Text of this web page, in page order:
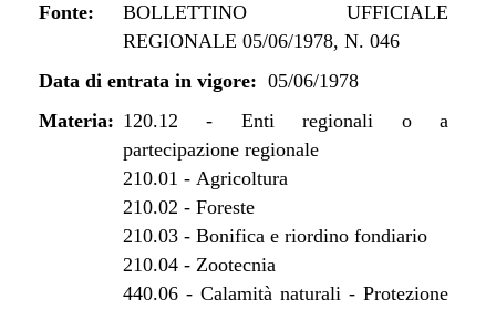
Fonte:
BOLLETTINO UFFICIALE
REGIONALE 05/06/1978, N. 046
Data di entrata in vigore: 05/06/1978
Materia: 120.12 - Enti regionali o a
partecipazione regionale
210.01 - Agricoltura
210.02 - Foreste
210.03- Bonifica e riordino fondiario
210.04- Zootecnia
440.06- Calamità naturali - Protezione